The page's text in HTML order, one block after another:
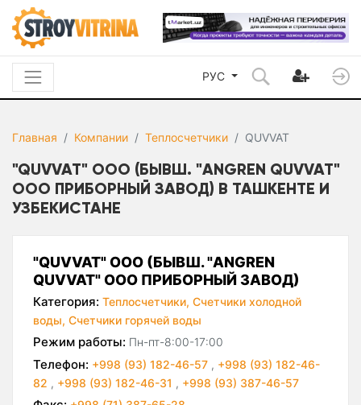
РУС
Главная Компании Теплосчетчики QUVVAT
"QUVVAT" ООО (БЫВШ. "ANGREN QUVVAT"
ООО ПРИБОРНЫЙ ЗАВОД) В ТАШКЕНТЕ И
УЗБЕКИСТАНЕ
"QUVVAT" ООО (БЫВШ. "ANGREN
QUVVAT" ООО ПРИБОРНЫЙ ЗАВОД)
Категория: Теплосчетчики, Счетчики холодной
воды, Счетчики горячей воды
Режим работы: Пн-пт-8:00-17:00
Телефон: +998 (93) 182-46-57 , +998 (93) 182-46-
82 , +998 (93) 182-46-31 , +998 (93) 387-46-57